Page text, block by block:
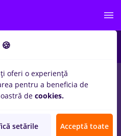
oferi o experiență
pentru a beneficia de
de cookies.
setările Acceptă toate